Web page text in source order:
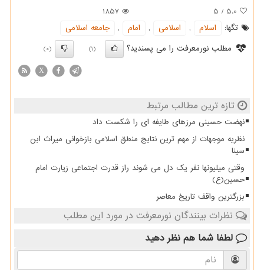
5.0
/
5
1857
تگها:
اسلام , اسلامی , امام ,
جامعه اسلامی
مطلب نورمعرفت را می پسندید؟
(1)
(0)
X
تازه ترین مطالب مرتبط
نهضت حسینی مرزهای طایفه ای را شکست داد
نظریه موجهات از مهم ترین نتایج منطق اسلامی بازخوانی میراث ابن
سینا
وقتی میلیونها نفر یک دل می شوند راز قدرت اجتماعی زیارت امام
حسین(ع)
بزرگترین واقف تاریخ معاصر
نظرات بینندگان نورمعرفت در مورد این مطلب
لطفا شما هم نظر دهید